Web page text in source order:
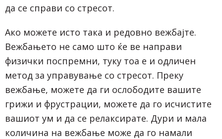
да се справи со стресот.
Ако можете исто така и редовно вежбајте.
Вежбањето не само што ќе ве направи
физички поспремни, туку тоа е и одличен
метод за управување со стресот. Преку
вежбање, можете да ги ослободите вашите
грижи и фрустрации, можете да го исчистите
вашиот ум и да се релаксирате. Дури и мала
количина на вежбање може да го намали